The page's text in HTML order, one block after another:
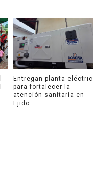
Entregan planta
para fortalecer la
atención sanitaria en
Ejido